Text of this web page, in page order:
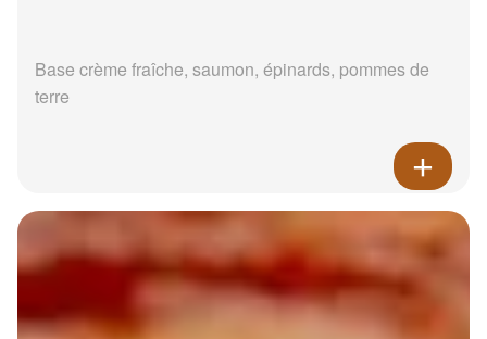
Base crème fraîche, saumon, épinards, pommes de
terre